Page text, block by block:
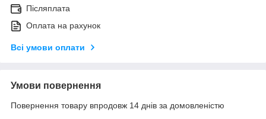
Післяплата
Оплата на рахунок
Всі умови оплати
Умови повернення
Повернення товару впродовж 14 днів за домовленістю